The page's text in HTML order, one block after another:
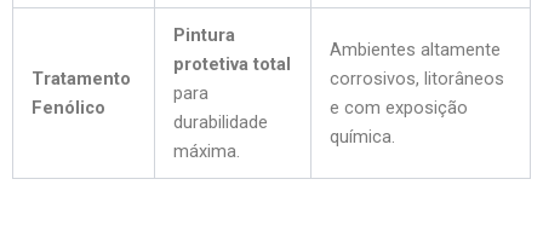
Tratamento
Fenólico
Pintura
protetiva total
para
durabilidade
máxima.
Ambientes altamente
corrosivos, litorâneos
e com exposição
química.